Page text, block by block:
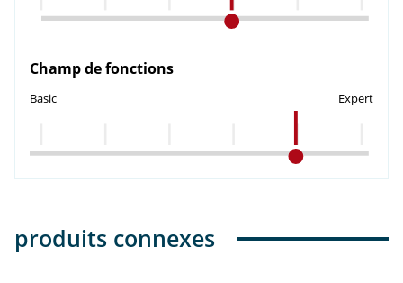
Champ de fonctions
Basic Expert
produits connexes